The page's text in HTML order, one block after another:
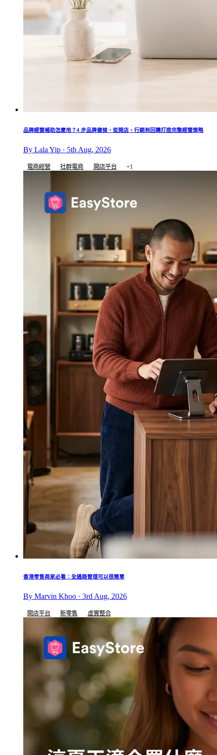
品牌經營補助怎麼用？4 步品牌健檢，從開店、行銷到回購打造完整經營策略
By Lala Yip · 5th Aug, 2026
電商經營 社群電商 開店平台 +1
香港零售商家必看：全通路管理可以很簡單
By Marvin Khoo · 3rd Aug, 2026
開店平台 新零售 虛實整合